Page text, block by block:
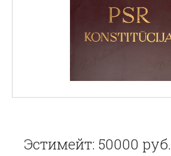
Эстимейт: 50000 руб.